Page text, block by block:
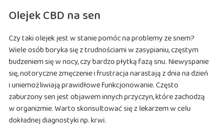
Olejek CBD na sen
Czy taki olejek jest w stanie pomóc na problemy ze snem?
Wiele osób boryka się z trudnościami w zasypianiu, częstym
budzeniem się w nocy, czy bardzo płytką fazą snu. Niewyspanie
się, notoryczne zmęczenie i frustracja narastają z dnia na dzień
i uniemożliwiają prawidłowe funkcjonowanie. Często
zaburzony sen jest objawem innych przyczyn, które zachodzą
w organizmie. Warto skonsultować się z lekarzem w celu
dokładnej diagnostyki np. krwi.